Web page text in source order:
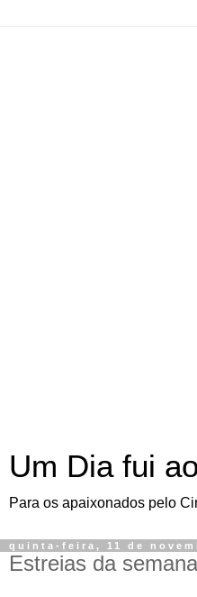
Um Dia fui
Para os apaixonados pelo
quinta-feira, 11 de
Estreias da semana